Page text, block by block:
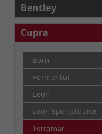
Bentley
Cupra
Born
Formentor
Leon
Leon Sportstourer
Terramar